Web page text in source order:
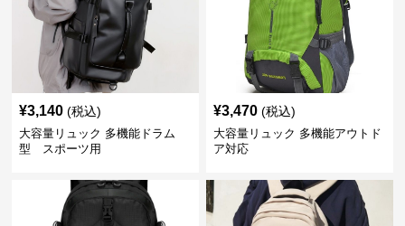
¥3,140 (税込)
大容量リュック 多機能ドラム
型 スポーツ用
¥3,470 (税込)
大容量リュック 多機能アウトド
ア対応